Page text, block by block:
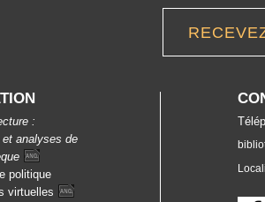
:
et analyses de
politique
virtuelles